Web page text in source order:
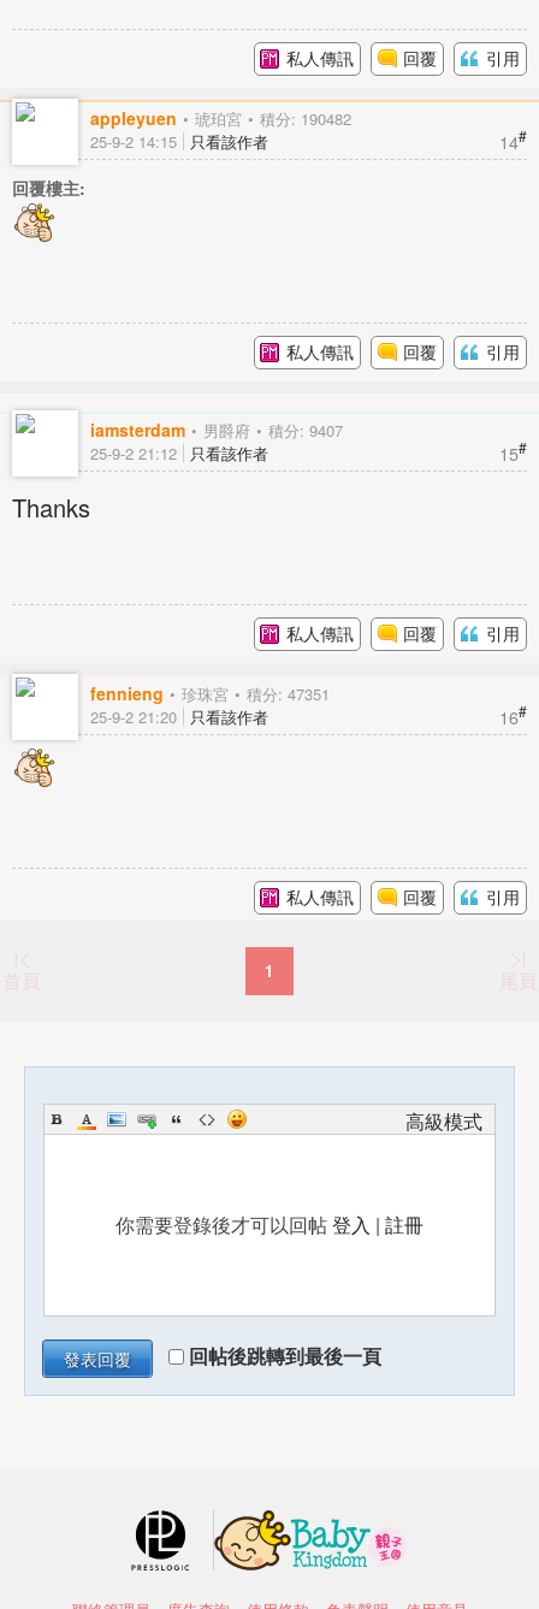
私人傳訊 回覆 引用
appleyuen 琥珀宮 積分: 190482
14#
25-9-2 14:15 只看該作者
回覆樓主:
私人傳訊 回覆 引用
iamsterdam 男爵府 積分: 9407
15#
25-9-2 21:12 只看該作者
Thanks
私人傳訊 回覆 引用
fennieng 珍珠宮 積分: 47351
16#
25-9-2 21:20 只看該作者
私人傳訊 回覆 引用
首頁 1 尾頁
高級模式
你需要登錄後才可以回帖登入 | 註冊
發表回覆 回帖後跳轉到最後一頁